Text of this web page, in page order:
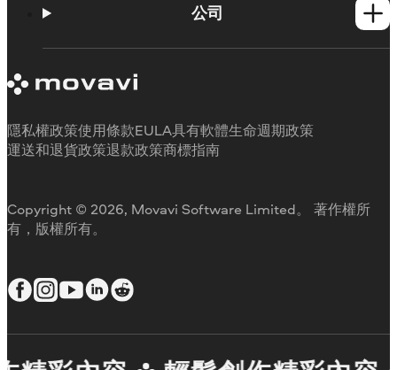
學習平台
取消訂閱
退款
公司
客戶評價
為何要選擇我們
工作用
Copyright © 2026, Movavi Software Limited。 著作權所
有，版權所有。
隱私權政策使用條款EULA具有軟體生命週期政策
運送和退貨政策退款政策商標指南